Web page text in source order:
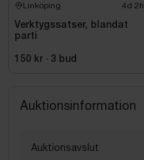
Linköping 4d 2h
Verktygssatser, blandat
parti
150 kr · 3 bud
Auktionsinformation
Auktionsavslut